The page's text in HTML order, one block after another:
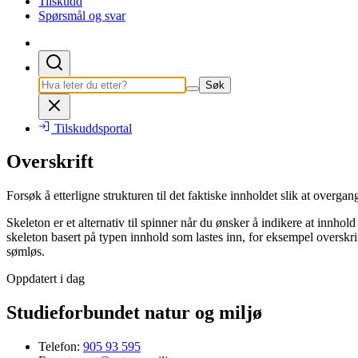
Spørsmål og svar
Søk
Tilskuddsportal
Overskrift
Forsøk å etterligne strukturen til det faktiske innholdet slik at
Skeleton er et alternativ til spinner når du ønsker å indikere at
skeleton basert på typen innhold som lastes inn, for eksempel
sømløs.
Oppdatert i dag
Studieforbundet natur og miljø
Telefon: 905 93 595